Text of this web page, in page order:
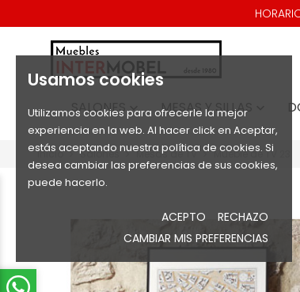
Usamos cookies
Utilizamos cookies para ofrecerle la mejor
experiencia en la web. Al hacer click en Aceptar,
estás aceptando nuestra política de cookies. Si
desea cambiar las preferencias de sus cookies,
puede hacerlo.
ACEPTO
RECHAZO
CAMBIAR MIS PREFERENCIAS
SALONES  MESAS Y SILLAS
Inicio Salones Mesas de TV Mueble de TV 23